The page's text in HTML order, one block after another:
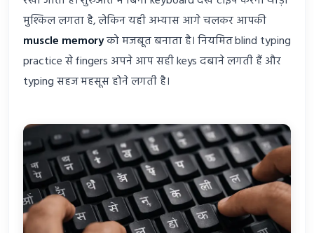
मुश्किल लगता है, लेकिन यही अभ्यास आगे चलकर आपकी
muscle memoryको मजबूत बनाता है। नियमित blind typing
practice से fingers अपने आप सही keys दबाने लगती हैं और
typing सहज महसूस होने लगती है।